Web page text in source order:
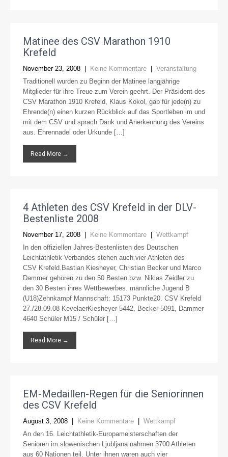
Matinee des CSV Marathon 1910
Krefeld
November 23, 2008 Keine Kommentare
Veranstaltung
Traditionell wurden zu Beginn der Matinee langjährige
Mitglieder für ihre Treue zum Verein geehrt. Der Präsident des
CSV Marathon 1910 Krefeld, Klaus Kokol, gab für jede(n) zu
Ehrende(n) einen kurzen Rückblick auf das Sportleben im und
mit dem CSV und sprach Dank und Anerkennung des Vereins
aus. Ehrennadel oder Urkunde […]
Read More →
4 Athleten des CSV Krefeld in der DLV-
Bestenliste 2008
November 17, 2008 Keine Kommentare
Wettkampf
In den offiziellen Jahres-Bestenlisten des Deutschen
Leichtathletik-Verbandes stehen auch vier Athleten des
CSV Krefeld.Bastian Kiesheyer, Christian Becker und Marco
Dammer gehören zu den 50 Besten bzw. Niklas Zeidler zu
den 30 Besten ihres Wettbewerbes. männliche Jugend B
(U18)Zehnkampf Mannschaft: 15173 Punkte20. CSV Krefeld
27./28.09.08 KevelaerKiesheyer 5442, Becker 5091, Dammer
4640 Schüler M15 / Schüler […]
Read More →
EM-Medaillen-Regen für die Seniorinnen
des CSV Krefeld
August 3, 2008 Keine Kommentare
Wettkampf
An den 16. Leichtathletik-Europameisterschaften der
Senioren im slowenischen Ljubljana nahmen 3700 Athleten
aus 60 Nationen teil. Unter ihnen waren auch vier